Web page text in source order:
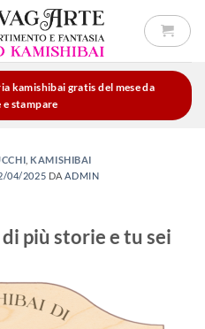
kamishibai gratis del mese da
e stampare
KAMISHIBAI
04/2025 DA ADMIN
più storie e tu sei